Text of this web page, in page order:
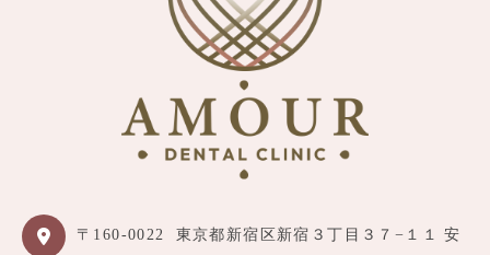
〒160-0022
東京都新宿区新宿３丁目３７−１１ 安